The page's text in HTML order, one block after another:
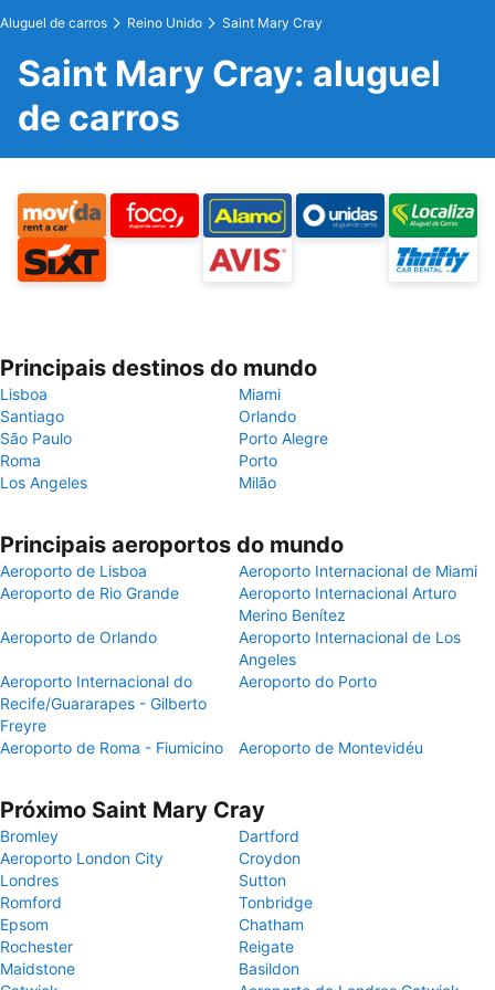
Aluguel de carros Reino Unido Saint Mary Cray
Saint Mary Cray: aluguel
de carros
Principais destinos do mundo
Lisboa
Miami
Santiago
Orlando
São Paulo
Porto Alegre
Roma
Porto
Los Angeles
Milão
Principais aeroportos do mundo
Aeroporto de Lisboa
Aeroporto Internacional de Miami
Aeroporto de Rio Grande
Aeroporto Internacional Arturo
Merino Benítez
Aeroporto de Orlando
Aeroporto Internacional de Los
Angeles
Aeroporto Internacional do
Recife/Guararapes - Gilberto
Freyre
Aeroporto do Porto
Aeroporto de Roma - Fiumicino Aeroporto de Montevidéu
Próximo Saint Mary Cray
Bromley
Dartford
Aeroporto London City
Croydon
Londres
Sutton
Romford
Tonbridge
Epsom
Chatham
Rochester
Reigate
Maidstone
Basildon